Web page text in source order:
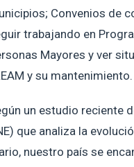
Convenios de
trabajando en
Mayores y ver
y su mantenimiento.
un estudio reciente
que analiza la
nuestro país se